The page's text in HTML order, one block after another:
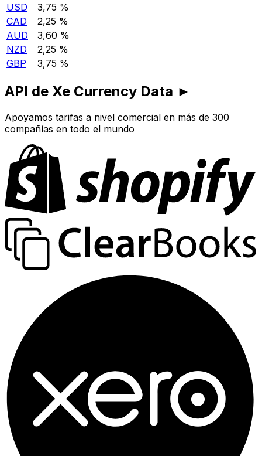
USD
3,75 %
CAD
2,25 %
AUD
3,60 %
NZD
2,25 %
GBP
3,75 %
API de Xe Currency Data ►
Apoyamos tarifas a nivel comercial en más de 300
compañías en todo el mundo